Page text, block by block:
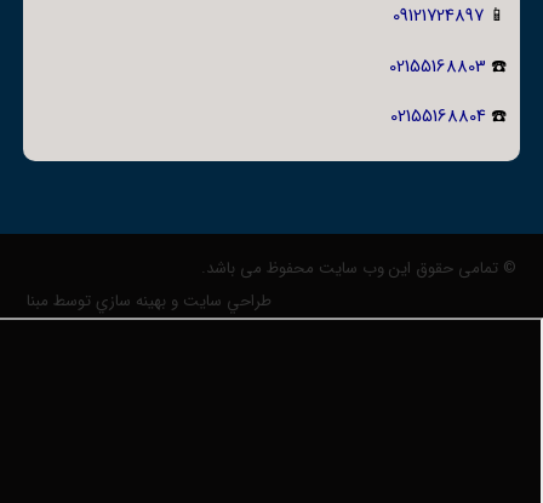
📱
09121724897
☎️
02155168803
☎️
02155168804
© تمامی حقوق این وب سایت محفوظ می باشد.
طراحي سايت و بهينه سازي توسط مبنا